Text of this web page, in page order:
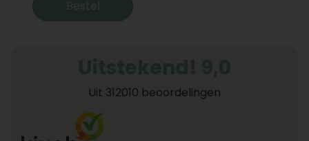
Bestel
Uit 312010 beoordelingen